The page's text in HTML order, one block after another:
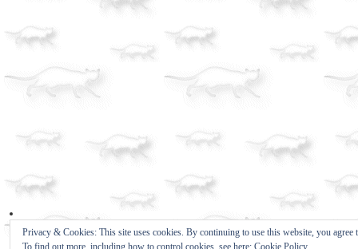
Privacy & Cookies: This site uses cookies. By continuing to use this website, you agree
To find out more, including how to control cookies, see here:Cookie Policy